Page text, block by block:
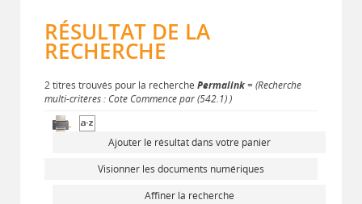
RÉSULTAT DE LA
RECHERCHE
2 titres trouvés pour la recherche Permalink= (Recherche
multi-critères : Cote Commence par (542.1) )
Ajouter le résultat dans votre panier
Visionner les documents numériques
Affiner la recherche